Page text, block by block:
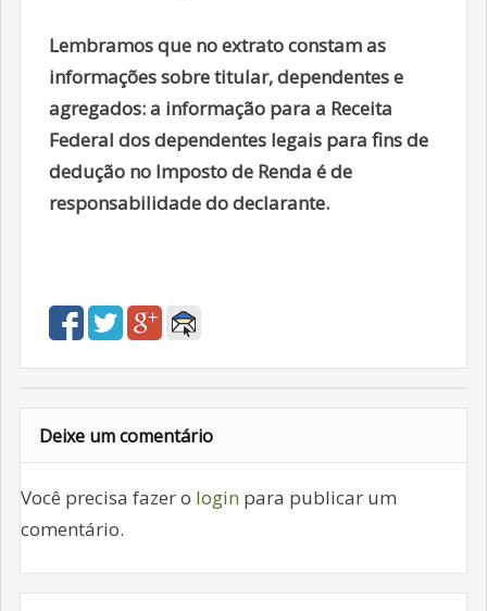
Lembramos que no extrato constam as
informações sobre titular, dependentes e
agregados: a informação para a Receita
Federal dos dependentes legais para fins de
dedução no Imposto de Renda é de
responsabilidade do declarante.
Deixe um comentário
Você precisa fazer o login para publicar um
comentário.